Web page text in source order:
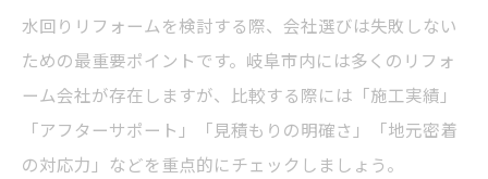
水回りリフォームを検討する際、会社選びは失敗しない
ための最重要ポイントです。岐阜市内には多くのリフォ
ーム会社が存在しますが、比較する際には「施工実績」
「アフターサポート」「見積もりの明確さ」「地元密着
の対応力」などを重点的にチェックしましょう。